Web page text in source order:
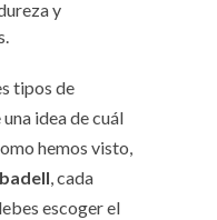
y
tipos de
idea de cuál
hemos visto,
, cada
escoger el